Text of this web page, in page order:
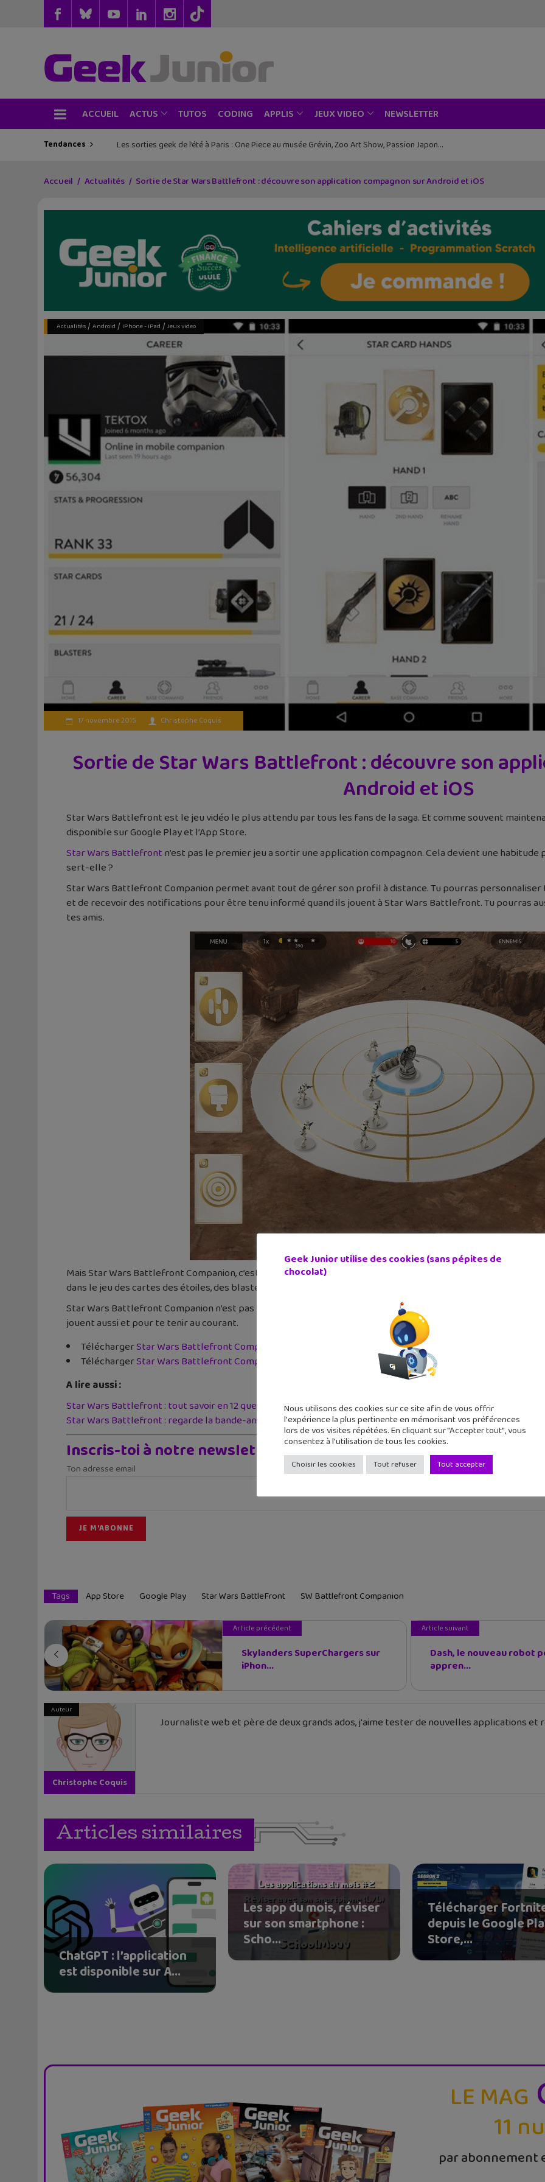
ACCUEIL ACTUS TUTOS CODING APPLIS JEUX VIDEO NEWSLETTER
Tendances Les sorties geek de l’été à Paris : One Piece au musée Grévin, Zoo Art Show, Passion Japon…
Accueil Actualités Sortie de Star Wars Battlefront : découvre son application compagnon sur Android et iOS
Actualités/ Android / iPhone - iPad / Jeux video
17 novembre 2015 Christophe Coquis
Sortie de Star Wars Battlefront : découvre son
Android et iOS
Star Wars Battlefront est le jeu vidéo le plus attendu par tous les fans de la saga. Et comme souvent
disponible sur Google Play et l’App Store.
Star Wars Battlefrontn’est pas le premier jeu a sortir une application compagnon. Cela devient une habitude
sert-elle ?
Star Wars Battlefront Companion permet avant tout de gérer son profil à distance. Tu pourras
et de recevoir des notifications pour être tenu informé quand ils jouent à Star Wars Battlefront. Tu pourras
tes amis.
Mais Star Wars Battlefront Companion, c’est aussi un petit jeu de cartes stratégique en tour par tour. Ce
dans le jeu des cartes des étoiles, des blasters et d’autres éléments pour renforcer ton personnage.
Star Wars Battlefront Companion n’est pas franchement indispensable pour jouer au jeu sur console et PC
jouent aussi et pour te tenir au courant.
TéléchargerStar Wars Battlefront Companion pour Android
TéléchargerStar Wars Battlefront Companion pour iPhone et iPad
A lire aussi :
Star Wars Battlefront : tout savoir en 12 questions / réponses (FAQ)
Star Wars Battlefront : regarde la bande-annonce de l’année !
Inscris-toi à notre newsletter hebdomadaire et ne rate plus un
Ton adresse email
Tags App Store Google Play Star Wars BattleFront SW Battlefront Companion
Article précédent
Skylanders SuperChargers sur
iPhon...
Article suivant
Dash, le nouveau robot
appren...
Auteur
Christophe Coquis
Journaliste web et père de deux grands ados, j'aime tester de nouvelles applications
Articles similaires
ChatGPT : l’application
est disponible sur A...
Les app du mois, réviser
sur son smartphone :
Scho...
Télécharger
depuis le Google
Store,...
LE MAG
11
par abonnement
Geek Junior utilise des cookies (sans pépites de
chocolat)
Nous utilisons des cookies sur ce site afin de vous offrir
l'expérience la plus pertinente en mémorisant vos préférences
lors de vos visites répétées. En cliquant sur "Accepter tout", vous
consentez à l'utilisation de tous les cookies.
Choisir les cookies Tout refuser Tout accepter